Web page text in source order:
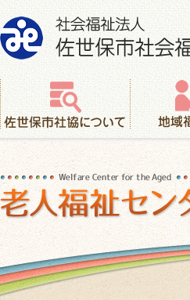
社会福祉法人 佐世保市社会福祉協議会
佐世保市社協について
地域福祉活動
老人福祉センター